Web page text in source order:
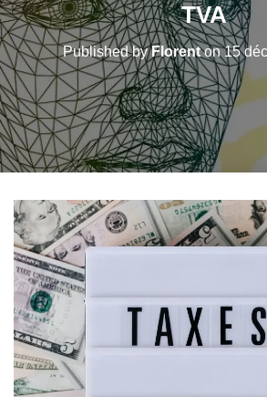
TVA
Published byFlorenton15